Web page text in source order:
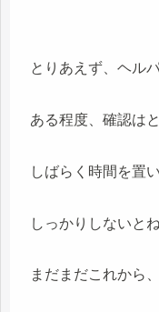
とりあえず、ヘル
ある程度、確認は
しばらく時間を置
しっかりしないとね
まだまだこれから